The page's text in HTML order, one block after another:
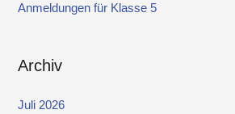
Anmeldungen für Klasse 5
Archiv
Juli 2026